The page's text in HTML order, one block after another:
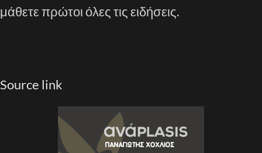
μάθετε πρώτοι όλες τις ειδήσεις.
Source link